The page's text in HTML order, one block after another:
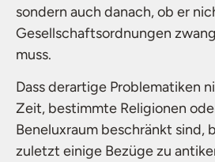
sondern auch danach, ob er
Gesellschaftsordnungen
muss.
Dass derartige Problematiken
Zeit, bestimmte Religionen
Beneluxraum beschränkt sind,
zuletzt einige Bezüge zu